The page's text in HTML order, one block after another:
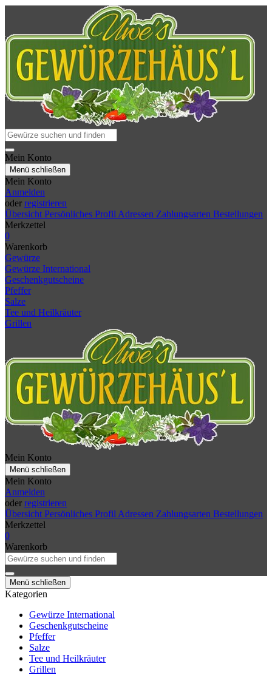
Mein Konto
Menü schließen
Mein Konto
Anmelden
oder registrieren
Übersicht Persönliches Profil Adressen Zahlungsarten Bestellungen
Merkzettel
0
Warenkorb
Gewürze
Gewürze International
Geschenkgutscheine
Pfeffer
Salze
Tee und Heilkräuter
Grillen
Mein Konto
Menü schließen
Mein Konto
Anmelden
oder registrieren
Übersicht Persönliches Profil Adressen Zahlungsarten Bestellungen
Merkzettel
0
Warenkorb
Menü schließen
Kategorien
Gewürze International
Geschenkgutscheine
Pfeffer
Salze
Tee und Heilkräuter
Grillen